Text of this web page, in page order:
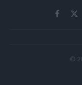
X
©